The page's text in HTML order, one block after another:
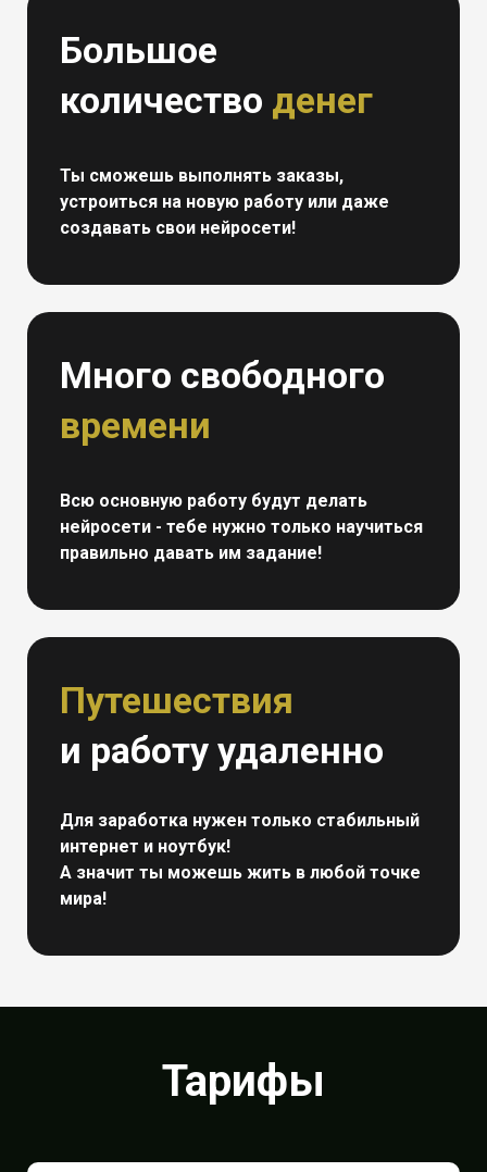
Большое
количество денег
Ты сможешь выполнять заказы,
устроиться на новую работу или даже
создавать свои нейросети!
Много свободного
времени
Всю основную работу будут делать
нейросети - тебе нужно только научиться
правильно давать им задание!
Путешествия
и работу удаленно
Для заработка нужен только стабильный
интернет и ноутбук!
А значит ты можешь жить в любой точке
мира!
Тарифы